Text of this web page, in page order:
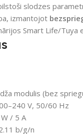
slodzes
izmantojot
Smart Life/Tuya
modulis (bez
V, 50/60 Hz
/ 5 A
b/g/n